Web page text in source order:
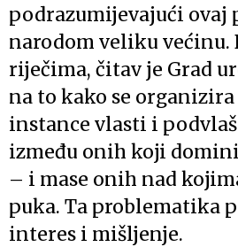
podrazumijevajući ovaj
narodom veliku većinu.
riječima, čitav je Grad
na to kako se
instance vlasti i
između onih koji
– i mase onih nad
puka. Ta problematika
interes i mišljenje.